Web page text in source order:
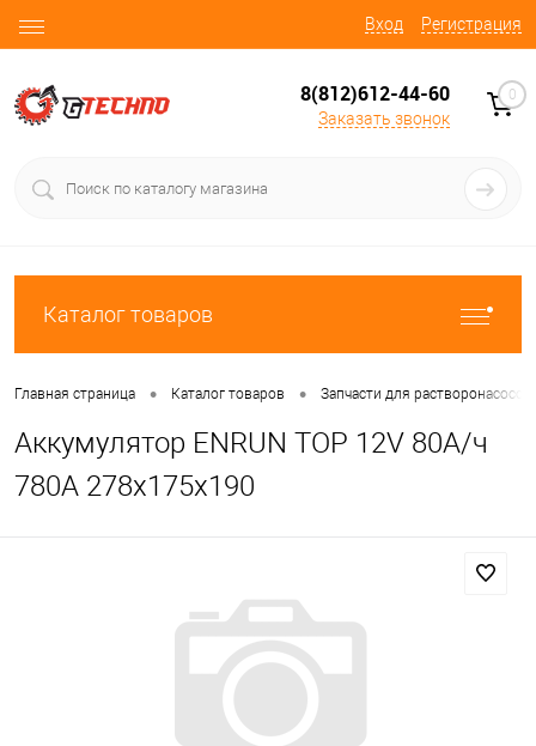
Вход Регистрация
8(812)612-44-60
Заказать звонок
0
Каталог товаров
Главная страница • Каталог товаров • Запчасти для растворонасосов
Аккумулятор ENRUN TOP 12V 80A/ч
780А 278х175х190